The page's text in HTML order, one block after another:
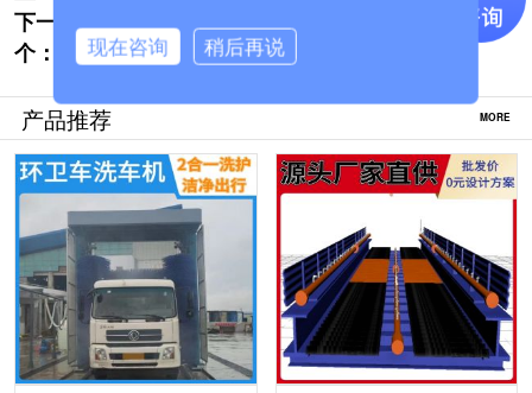
茂鑫晟]
下一
个：
工程车龙门洗车房生产厂家哪家好[隆茂鑫
晟]
产品推荐 MORE
现在咨询 稍后再说